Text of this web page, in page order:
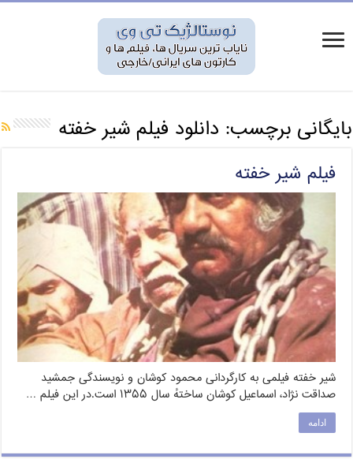
بایگانی برچسب: دانلود فیلم شیر خفته
فیلم شیر خفته
شیر خفته فیلمی به کارگردانی محمود کوشان و نویسندگی جمشید
صداقت نژاد، اسماعیل کوشان ساختهٔ سال ۱۳۵۵ است.در این فیلم …
ادامه